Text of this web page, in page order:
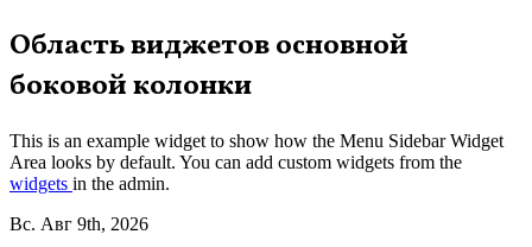
Перейти
к
содержимому
Область виджетов основной
боковой колонки
This is an example widget to show how the Menu Sidebar Widget
Area looks by default. You can add custom widgets from the
widgets in the admin.
Вс. Авг 9th, 2026